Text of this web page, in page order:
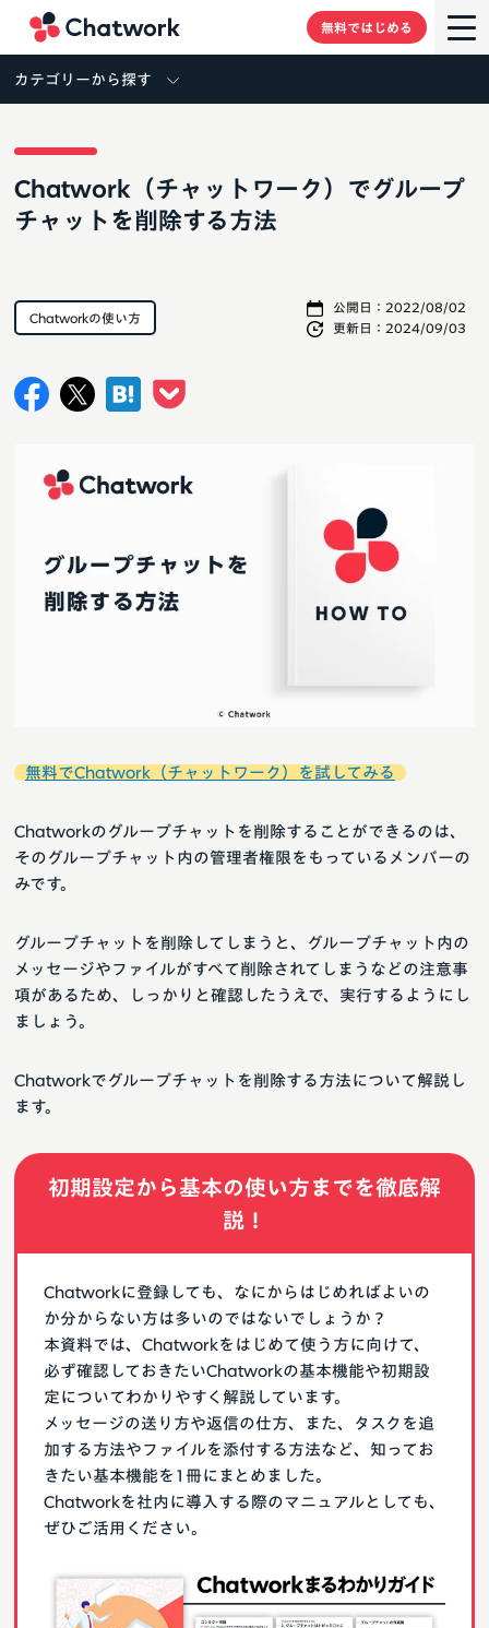
無料ではじめる
カテゴリーから探す
Chatwork（チャットワーク）でグループ
チャットを削除する方法
公開日： 2022/08/02
更新日： 2024/09/03
Chatworkの使い方
Chatworkでグループチャットを削除する方法について解説し
ます。
グループチャットを削除してしまうと、グループチャット内の
メッセージやファイルがすべて削除されてしまうなどの注意事
項があるため、しっかりと確認したうえで、実行するようにし
ましょう。
Chatworkのグループチャットを削除することができるのは、
そのグループチャット内の管理者権限をもっているメンバーの
みです。
無料でChatwork（チャットワーク）を試してみる
初期設定から基本の使い方までを徹底解
説！
Chatworkに登録しても、なにからはじめればよいの
か分からない方は多いのではないでしょうか？
本資料では、Chatworkをはじめて使う方に向けて、
必ず確認しておきたいChatworkの基本機能や初期設
定についてわかりやすく解説しています。
メッセージの送り方や返信の仕方、また、タスクを追
加する方法やファイルを添付する方法など、知ってお
きたい基本機能を1冊にまとめました。
Chatworkを社内に導入する際のマニュアルとしても、
ぜひご活用ください。